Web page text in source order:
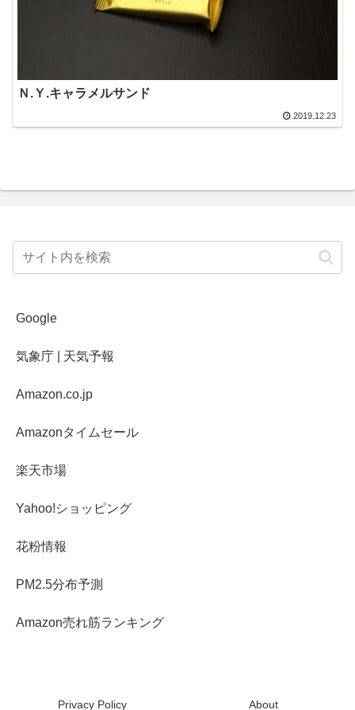
Ｎ.Ｙ.キャラメルサンド
2019.12.23
Google
気象庁 | 天気予報
Amazon.co.jp
Amazonタイムセール
楽天市場
Yahoo!ショッピング
花粉情報
PM2.5分布予測
Amazon売れ筋ランキング
Privacy Policy About